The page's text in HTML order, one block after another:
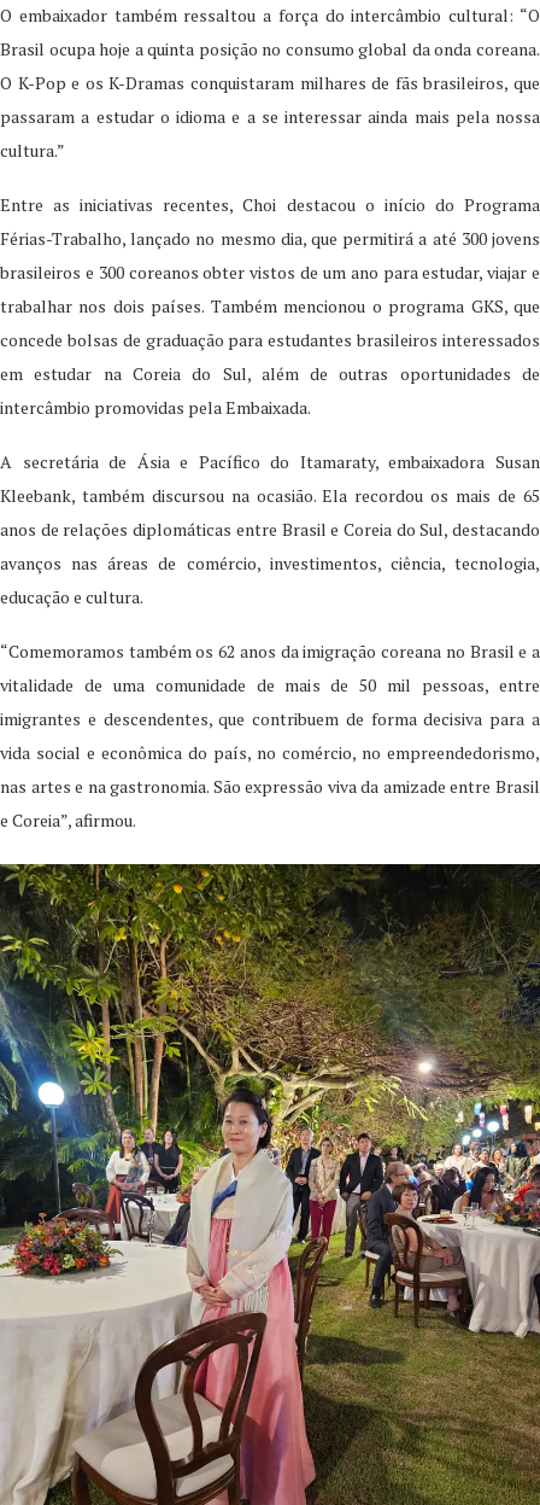
O embaixador também ressaltou a força do intercâmbio cultural: “O
Brasil ocupa hoje a quinta posição no consumo global da onda coreana.
O K-Pop e os K-Dramas conquistaram milhares de fãs brasileiros, que
passaram a estudar o idioma e a se interessar ainda mais pela nossa
cultura.”
Entre as iniciativas recentes, Choi destacou o início do Programa
Férias-Trabalho, lançado no mesmo dia, que permitirá a até 300 jovens
brasileiros e 300 coreanos obter vistos de um ano para estudar, viajar e
trabalhar nos dois países. Também mencionou o programa GKS, que
concede bolsas de graduação para estudantes brasileiros interessados
em estudar na Coreia do Sul, além de outras oportunidades de
intercâmbio promovidas pela Embaixada.
A secretária de Ásia e Pacífico do Itamaraty, embaixadora Susan
Kleebank, também discursou na ocasião. Ela recordou os mais de 65
anos de relações diplomáticas entre Brasil e Coreia do Sul, destacando
avanços nas áreas de comércio, investimentos, ciência, tecnologia,
educação e cultura.
“Comemoramos também os 62 anos da imigração coreana no Brasil e a
vitalidade de uma comunidade de mais de 50 mil pessoas, entre
imigrantes e descendentes, que contribuem de forma decisiva para a
vida social e econômica do país, no comércio, no empreendedorismo,
nas artes e na gastronomia. São expressão viva da amizade entre Brasil
e Coreia”, afirmou.